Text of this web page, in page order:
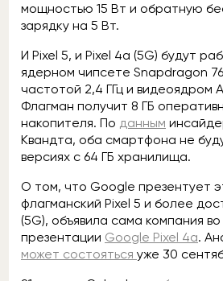
мощностью 15 Вт и обратную
зарядку на 5 Вт.
И Pixel 5, и Pixel 4a (5G) будут
ядерном чипсете Snapdragon
частотой 2,4 ГГц и видеоядром
Флагман получит 8 ГБ
накопителя. По данным
Квандта, оба смартфона не
версиях с 64 ГБ хранилища.
О том, что Google презентует
флагманский Pixel 5 и более
(5G), объявила сама компания
презентации Google Pixel 4a.
может состояться уже 30